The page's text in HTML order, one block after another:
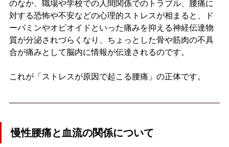
のなか、職場や学校での人間関係でのトラブル、腰痛に
対する恐怖や不安などの心理的ストレスが相まると、ド
ーパミンやオピオイドといった痛みを抑える神経伝達物
質が分泌されづらくなり、ちょっとした骨や筋肉の不具
合が痛みとして脳内に情報が伝達されるのです。
これが「ストレスが原因で起こる腰痛」の正体です。
慢性腰痛と血流の関係について